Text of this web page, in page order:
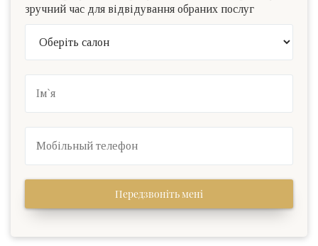
зручний час для відвідування обраних послуг
Передзвоніть мені